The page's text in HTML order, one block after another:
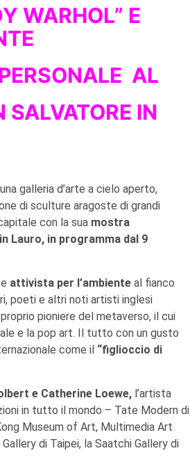
WARHOL” E
AL
IN
galleria d’arte a cielo aperto,
di sculture aragoste di grandi
con la sua mostra
Lauro, in programma dal 9
e attivista per l’ambiente al fianco
poeti e altri noti artisti inglesi
pioniere del metaverso, il cui
e la pop art. Il tutto con un gusto
come il “figlioccio di
e Catherine Loewe, l’artista
in tutto il mondo – Tate Modern di
Museum of Art, Multimedia Art
di Taipei, la Saatchi Gallery di